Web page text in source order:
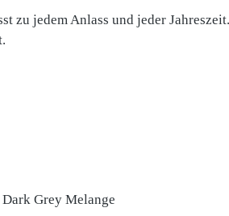
zu jedem Anlass und jeder
Grey Melange